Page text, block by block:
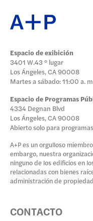
Espacio de exibición
3401 W.43 ° lugar
Los Ángeles, CA 90008
Martes a sábado: 11:00 a.
Espacio de Programas
4334 Degnan Blvd
Los Ángeles, CA 90008
Abierto solo para
A+P es un orgulloso
embargo, nuestra
ninguno de los edificios en
relacionadas con bienes
administración de
CONTACTO